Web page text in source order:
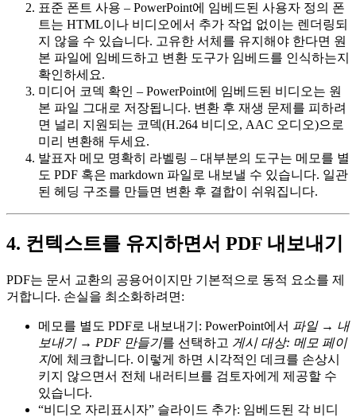
표준 폰트 사용 – PowerPoint에 임베드된 사용자 정의 폰
트는 HTML이나 비디오에서 추가 작업 없이는 렌더링되
지 않을 수 있습니다. 고유한 서체를 유지해야 한다면 원
본 파일에 임베드하고 변환 도구가 임베드를 인식하는지
확인하세요.
미디어 코덱 확인 – PowerPoint에 임베드된 비디오는 원
본 파일 그대로 저장됩니다. 변환 후 재생 문제를 피하려
면 널리 지원되는 코덱(H.264 비디오, AAC 오디오)으로
미리 변환해 두세요.
발표자 메모 명확히 라벨링 – 대부분의 도구는 메모를 별
도 PDF 혹은 markdown 파일로 내보낼 수 있습니다. 일관
된 헤딩 구조를 만들면 변환 후 결합이 쉬워집니다.
4. 컨텍스트를 유지하면서 PDF 내보내기
PDF는 문서 교환의 공용어이지만 기본적으로 동적 요소를 제
거합니다. 손실을 최소화하려면:
메모를 별도 PDF로 내보내기 : PowerPoint에서 파일 → 내
보내기 → PDF 만들기를 선택하고 게시 대상: 메모 페이
지에 체크합니다. 이렇게 하면 시각적인 데크를 손상시
키지 않으면서 전체 내러티브를 검토자에게 제공할 수
있습니다.
“비디오 자리표시자” 슬라이드 추가: 임베드된 각 비디